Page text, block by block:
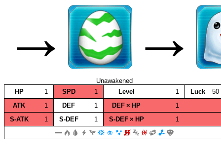
→ →
Unawakened
HP
1 SPD 1 Level 1 Luck
50
ATK
1 DEF 1 DEF × HP
1
S‑ATK
1 S‑DEF 1 S‑DEF × HP 1